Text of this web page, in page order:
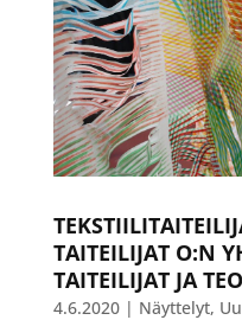
TAITEILIJAT O:N
TAITEILIJAT JA
4.6.2020| Näyttelyt,